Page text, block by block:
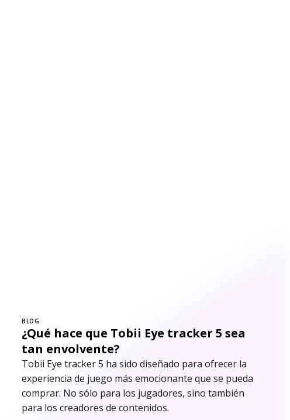
BLOG
¿Qué hace que Tobii Eye tracker 5 sea
tan envolvente?
Tobii Eye tracker 5 ha sido diseñado para ofrecer la
experiencia de juego más emocionante que se pueda
comprar. No sólo para los jugadores, sino también
para los creadores de contenidos.